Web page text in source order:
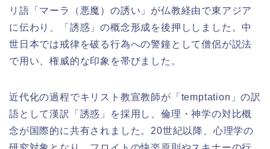
リ語「マーラ（悪魔）の誘い」が仏教経由で東アジア
に伝わり、「誘惑」の概念形成を後押ししました。中
世日本では戒律を破る行為への警鐘として僧侶が説法
で用い、権威的な印象を帯びました。
近代化の過程でキリスト教宣教師が「temptation」の訳
語として漢訳「誘惑」を採用し、倫理・神学の対比概
念が国際的に共有されました。20世紀以降、心理学の